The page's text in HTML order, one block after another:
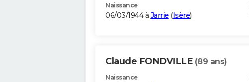
Naissance
06/03/1944 à Jarrie (Isère)
Claude FONDVILLE (89 ans)
Naissance